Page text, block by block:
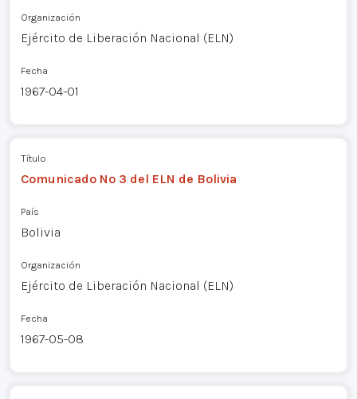
Organización
Ejército de Liberación Nacional (ELN)
Fecha
1967-04-01
Título
Comunicado Nº 3 del ELN de Bolivia
País
Bolivia
Organización
Ejército de Liberación Nacional (ELN)
Fecha
1967-05-08